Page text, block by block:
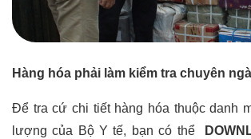
Hàng hóa phải làm kiểm tra chuyên
Để tra cứ chi tiết hàng hóa thuộc danh
lượng của Bộ Y tế, bạn có thể